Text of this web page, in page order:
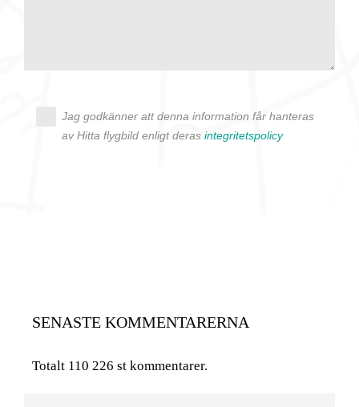
Jag godkänner att denna information får hanteras
av Hitta flygbild enligt deras integritetspolicy
SENASTE KOMMENTARERNA
Totalt 110 226 st kommentarer.